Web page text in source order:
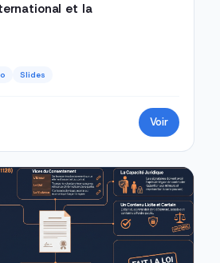
et la
Slides
Voir